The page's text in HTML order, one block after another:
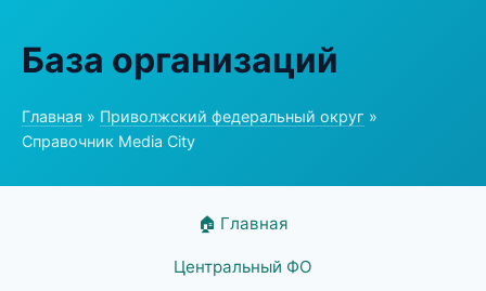
База организаций
Главная » Приволжский федеральный округ »
Справочник Media City
🏠 Главная
Центральный ФО